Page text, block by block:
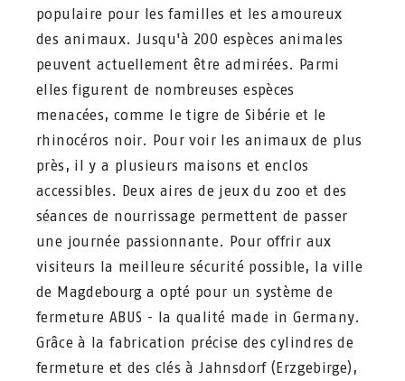
populaire pour les familles et les amoureux
des animaux. Jusqu'à 200 espèces animales
peuvent actuellement être admirées. Parmi
elles figurent de nombreuses espèces
menacées, comme le tigre de Sibérie et le
rhinocéros noir. Pour voir les animaux de plus
près, il y a plusieurs maisons et enclos
accessibles. Deux aires de jeux du zoo et des
séances de nourrissage permettent de passer
une journée passionnante. Pour offrir aux
visiteurs la meilleure sécurité possible, la ville
de Magdebourg a opté pour un système de
fermeture ABUS - la qualité made in Germany.
Grâce à la fabrication précise des cylindres de
fermeture et des clés à Jahnsdorf (Erzgebirge),